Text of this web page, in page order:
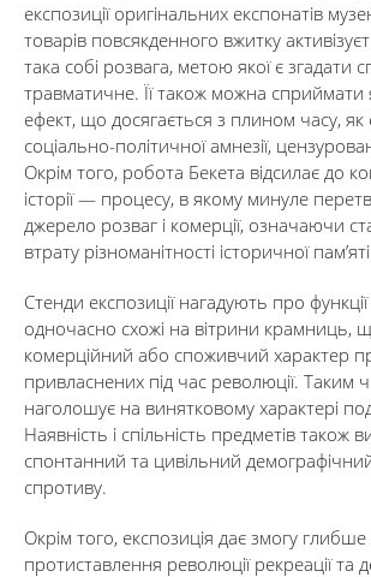
експозиції оригінальних експонатів
товарів повсякденного вжитку
така собі розвага, метою якої є згадати
травматичне. Її також можна
ефект, що досягається з плином часу,
соціально-політичної амнезії,
Окрім того, робота Бекета відсилає до
історії — процесу, в якому минуле
джерело розваг і комерції, означаючи
втрату різноманітності історичної
Стенди експозиції нагадують про
одночасно схожі на вітрини крамниць,
комерційний або споживчий характер
привласнених під час революції. Таким
наголошує на винятковому характері
Наявність і спільність предметів також
спонтанний та цивільний
спротиву.
Окрім того, експозиція дає змогу глибше
протиставлення революції рекреації та